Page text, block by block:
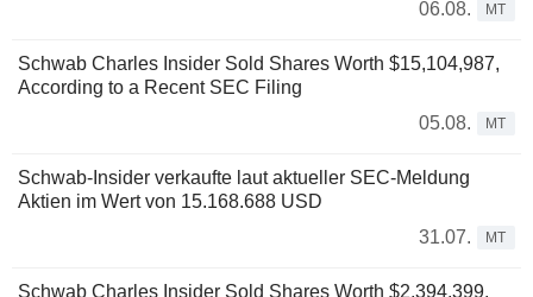
06.08.
MT
Schwab Charles Insider Sold Shares Worth $15,104,987,
According to a Recent SEC Filing
05.08.
MT
Schwab-Insider verkaufte laut aktueller SEC-Meldung
Aktien im Wert von 15.168.688 USD
31.07.
MT
Schwab Charles Insider Sold Shares Worth $2,394,399,